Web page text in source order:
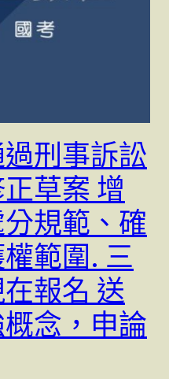
刑事訴訟
草案 增
規範、確
範圍. 三
報名 送
念，申論